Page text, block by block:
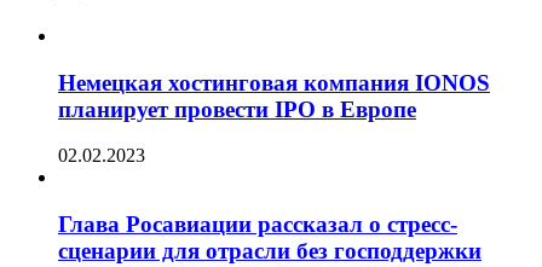
Немецкая хостинговая компания IONOS
планирует провести IPO в Европе
02.02.2023
Глава Росавиации рассказал о стресс-
сценарии для отрасли без господдержки